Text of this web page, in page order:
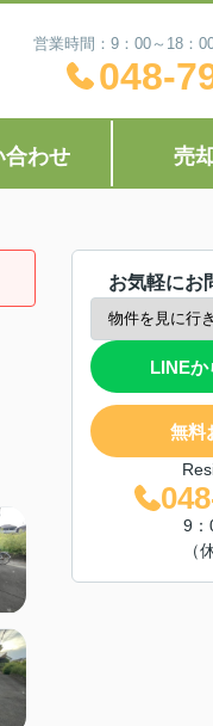
営業時間：9：00～18：
048-
合わせ 売
お気軽にお
LINEか
無料
9：
（